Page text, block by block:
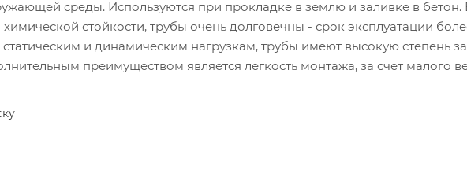
среды. Используются при прокладке в землю и заливке в
стойкости, трубы очень долговечны - срок эксплуатации
статическим и динамическим нагрузкам, трубы имеют высокую степень
преимуществом является легкость монтажа, за счет малого